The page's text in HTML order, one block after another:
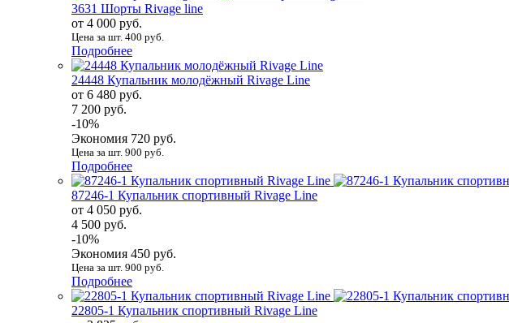
3631 Шорты Rivage line
от 4 000 руб.
Цена за шт. 400 руб.
Подробнее
24448 Купальник молодёжный Rivage Line
от 6 480 руб.
7 200 руб.
-10%
Экономия 720 руб.
Цена за шт. 900 руб.
Подробнее
87246-1 Купальник спортивный Rivage Line
от 4 050 руб.
4 500 руб.
-10%
Экономия 450 руб.
Цена за шт. 900 руб.
Подробнее
22805-1 Купальник спортивный Rivage Line